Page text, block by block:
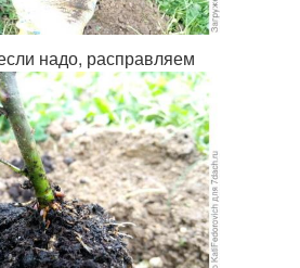
надо, расправляем